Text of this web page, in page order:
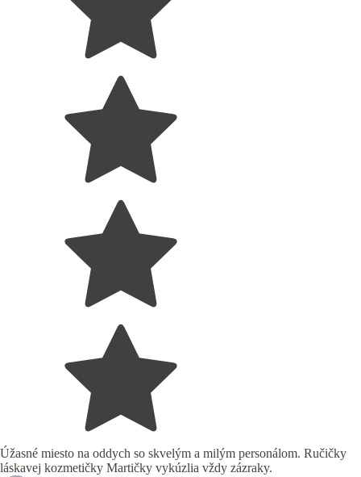
Úžasné miesto na oddych so skvelým a milým personálom. Ručičky
láskavej kozmetičky Martičky vykúzlia vždy zázraky.